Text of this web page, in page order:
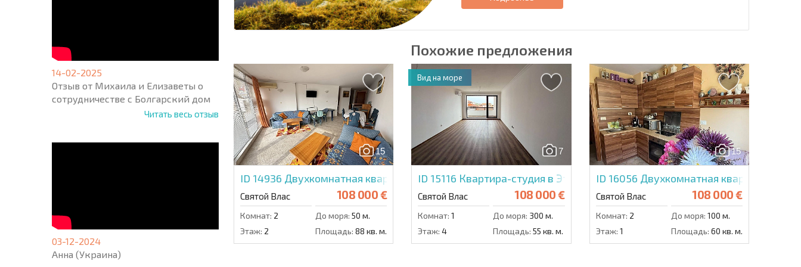
14-02-2025
Отзыв от Михаила и Елизаветы о
сотрудничестве с Болгарский дом
Читать весь отзыв
03-12-2024
Анна (Украина)
Похожие предложения
15
ID 14936 Двухкомнатная квартира в Вега Виллидж
Святой Влас 108 000 €
Комнат: 2 До моря: 50 м.
Этаж: 2 Площадь: 88 кв. м.
7
ID 15116 Квартира-студия в Этера 4
Святой Влас 108 000 €
Комнат: 1 До моря: 300 м.
Этаж: 4 Площадь: 55 кв. м.
Вид на море
15
ID 16056 Двухкомнатная квартира в
Святой Влас 108 000 €
Комнат: 2 До моря: 100 м.
Этаж: 1 Площадь: 60 кв. м.